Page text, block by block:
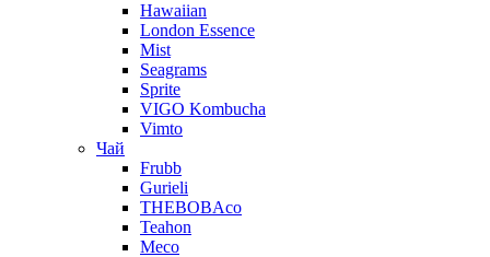
Hawaiian
London Essence
Mist
Seagrams
Sprite
VIGO Kombucha
Vimto
Чай
Frubb
Gurieli
THEBOBAco
Teahon
Meco